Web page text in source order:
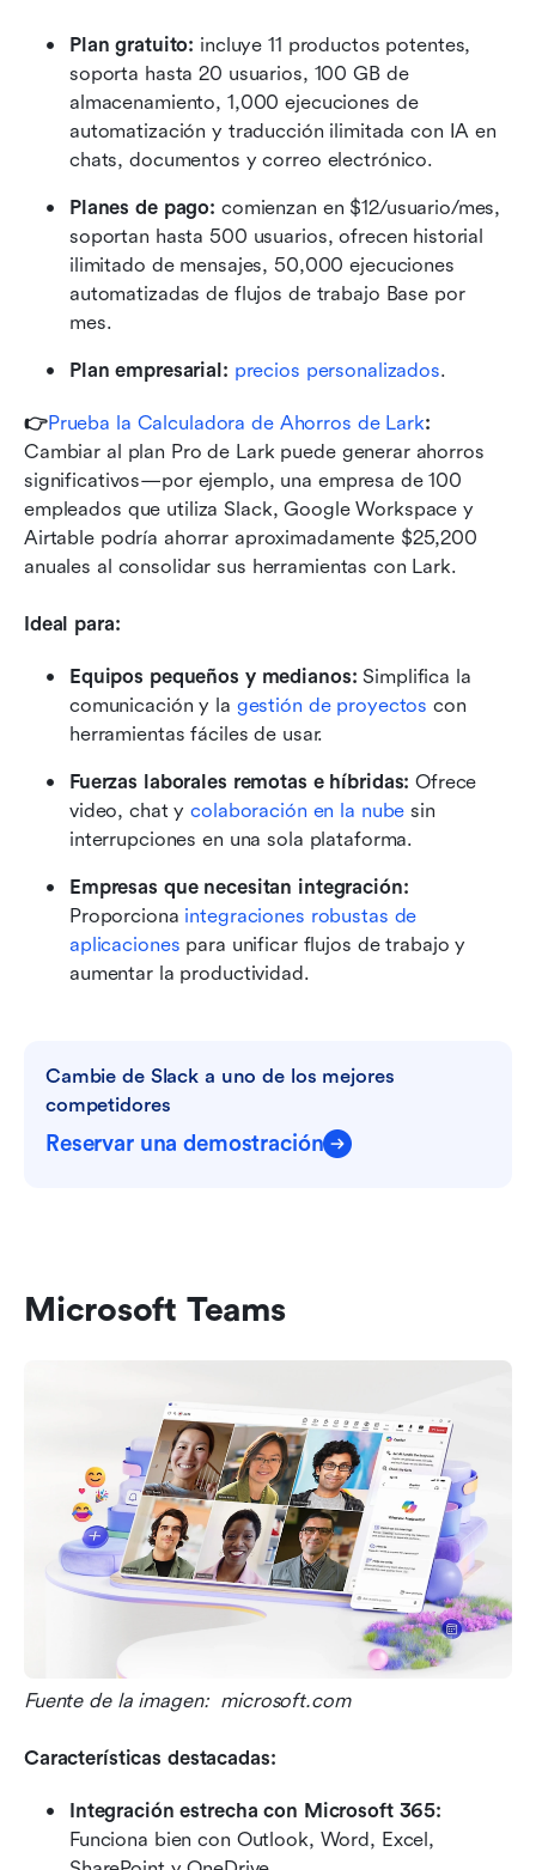
Plan gratuito: incluye 11 productos potentes,
soporta hasta 20 usuarios, 100 GB de
almacenamiento, 1,000 ejecuciones de
automatización y traducción ilimitada con IA en
chats, documentos y correo electrónico.
Planes de pago: comienzan en $12/usuario/mes,
soportan hasta 500 usuarios, ofrecen historial
ilimitado de mensajes, 50,000 ejecuciones
automatizadas de flujos de trabajo Base por
mes.
Plan empresarial: precios personalizados.
👉Prueba la Calculadora de Ahorros de Lark:
Cambiar al plan Pro de Lark puede generar ahorros
significativos—por ejemplo, una empresa de 100
empleados que utiliza Slack, Google Workspace y
Airtable podría ahorrar aproximadamente $25,200
anuales al consolidar sus herramientas con Lark.
Ideal para:
Equipos pequeños y medianos: Simplifica la
comunicación y la gestión de proyectos con
herramientas fáciles de usar.
Fuerzas laborales remotas e híbridas: Ofrece
video, chat y colaboración en la nube sin
interrupciones en una sola plataforma.
Empresas que necesitan integración:
Proporciona integraciones robustas de
aplicaciones para unificar flujos de trabajo y
aumentar la productividad.
Cambie de Slack a uno de los mejores
competidores
Reservar una demostración
Microsoft Teams
Fuente de la imagen:  microsoft.com
Características destacadas:
Funciona bien con Outlook, Word, Excel,